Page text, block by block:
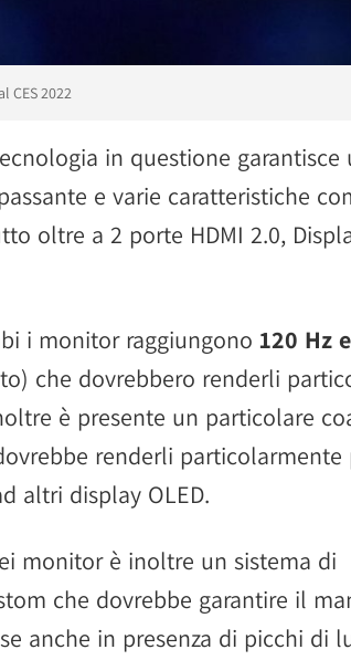
CES 2022
in questione garantisce
e varie caratteristiche
oltre a 2 porte HDMI 2.0,
i monitor raggiungono 120 Hz
che dovrebbero renderli
è presente un particolare
renderli particolarmente
altri display OLED.
monitor è inoltre un sistema di
che dovrebbe garantire il
anche in presenza di picchi di